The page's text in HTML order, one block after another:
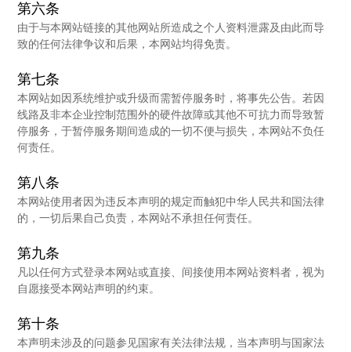
第六条
由于与本网站链接的其他网站所造成之个人资料泄露及由此而导
致的任何法律争议和后果，本网站均得免责。
第七条
本网站如因系统维护或升级而需暂停服务时，将事先公告。若因
线路及非本企业控制范围外的硬件故障或其他不可抗力而导致暂
停服务，于暂停服务期间造成的一切不便与损失，本网站不负任
何责任。
第八条
本网站使用者因为违反本声明的规定而触犯中华人民共和国法律
的，一切后果自己负责，本网站不承担任何责任。
第九条
凡以任何方式登录本网站或直接、间接使用本网站资料者，视为
自愿接受本网站声明的约束。
第十条
本声明未涉及的问题参见国家有关法律法规，当本声明与国家法